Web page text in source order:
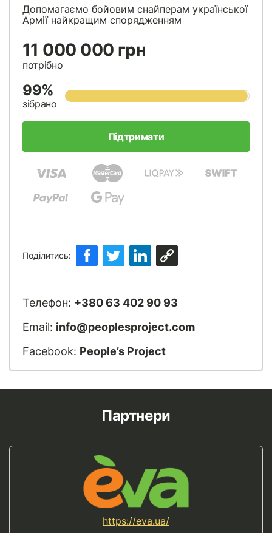
Допомагаємо бойовим снайперам української
Армії найкращим спорядженням
11 000 000 грн
потрібно
99%
зібрано
Підтримати
Поділитись:
Телефон: +380 63 402 90 93
Email: info@peoplesproject.com
Facebook: People’s Project
Партнери
https://eva.ua/